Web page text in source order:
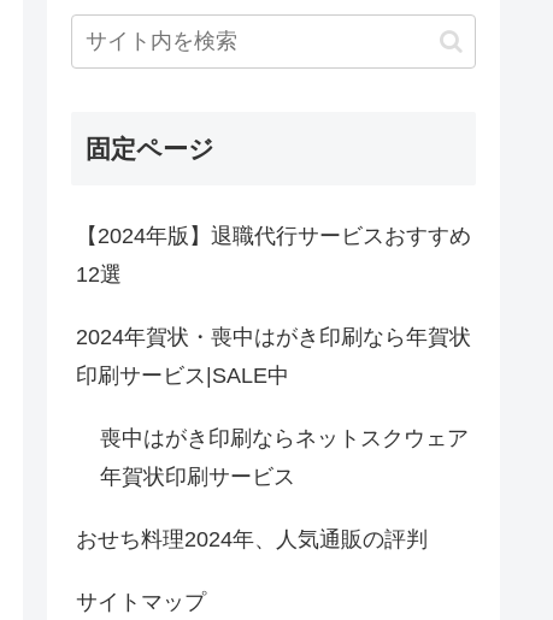
固定ページ
【2024年版】退職代行サービスおすすめ
12選
2024年賀状・喪中はがき印刷なら年賀状
印刷サービス|SALE中
喪中はがき印刷ならネットスクウェア
年賀状印刷サービス
おせち料理2024年、人気通販の評判
サイトマップ